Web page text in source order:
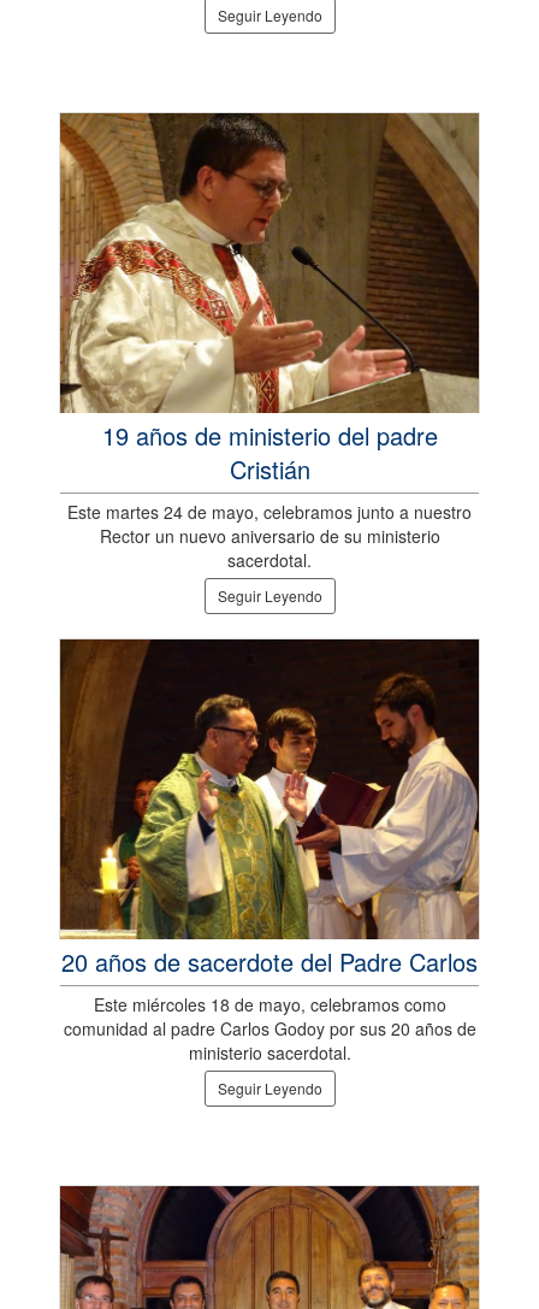
Seguir Leyendo
19 años de ministerio del padre
Cristián
Este martes 24 de mayo, celebramos junto a nuestro
Rector un nuevo aniversario de su ministerio
sacerdotal.
Seguir Leyendo
20 años de sacerdote del Padre Carlos
Este miércoles 18 de mayo, celebramos como
comunidad al padre Carlos Godoy por sus 20 años de
ministerio sacerdotal.
Seguir Leyendo